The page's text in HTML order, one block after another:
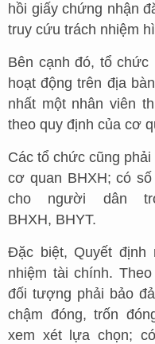
hồi giấy chứng nhận
truy cứu trách nhiệm
Bên cạnh đó, tổ chức
hoạt động trên địa
nhất một nhân viên
theo quy định của cơ
Các tổ chức cũng
cơ quan BHXH; có
cho người dân
BHXH, BHYT.
Đặc biệt, Quyết định
nhiệm tài chính.
đối tượng phải bảo
chậm đóng, trốn
xem xét lựa chọn;